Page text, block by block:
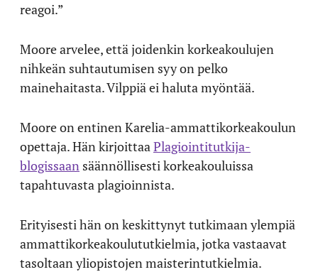
reagoi.”
Moore arvelee, että joidenkin korkeakoulujen
nihkeän suhtautumisen syy on pelko
mainehaitasta. Vilppiä ei haluta myöntää.
Moore on entinen Karelia-ammattikorkeakoulun
opettaja. Hän kirjoittaaPlagiointitutkija-
blogissaan säännöllisesti korkeakouluissa
tapahtuvasta plagioinnista.
Erityisesti hän on keskittynyt tutkimaan ylempiä
ammattikorkeakoulututkielmia, jotka vastaavat
tasoltaan yliopistojen maisterintutkielmia.